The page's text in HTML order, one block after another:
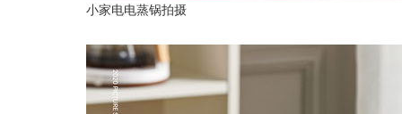
小家电电蒸锅拍摄